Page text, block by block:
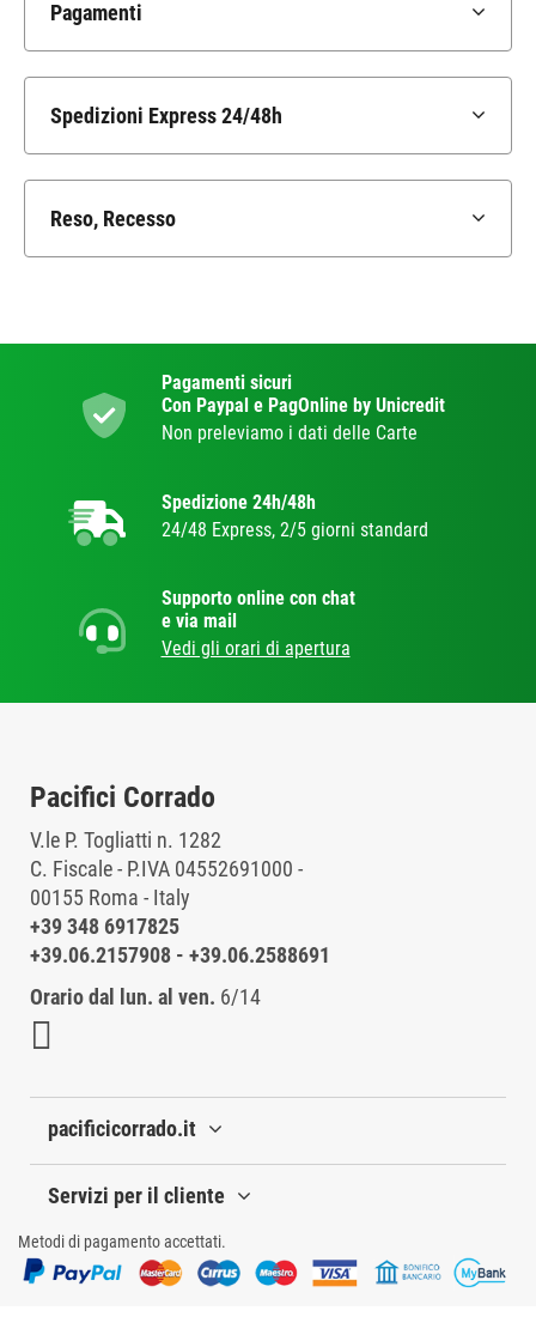
Pagamenti
Spedizioni Express 24/48h
Reso, Recesso
Pagamenti sicuri
Con Paypal e PagOnline by Unicredit
Non preleviamo i dati delle Carte
Spedizione 24h/48h
24/48 Express, 2/5 giorni standard
Supporto online con chat
e via mail
Vedi gli orari di apertura
Pacifici Corrado
V.le P. Togliatti n. 1282
C. Fiscale - P.IVA 04552691000 -
00155 Roma - Italy
+39 348 6917825
+39.06.2157908 - +39.06.2588691
Orario dal lun. al ven. 6/14
pacificicorrado.it
Servizi per il cliente
Metodi di pagamento accettati.